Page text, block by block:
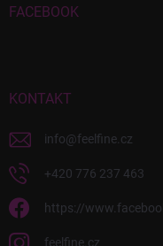
FACEBOOK
KONTAKT
info@feelfine.cz
+420 776 237 463
https://
feelfine.cz